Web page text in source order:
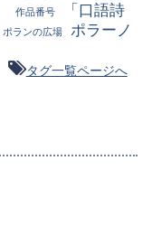
作品番号
「口語詩
ポランの広場
ポラーノ
タグ一覧ページへ